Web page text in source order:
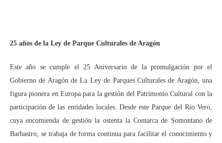
25 años de la Ley de Parque Culturales de Aragón
Este año se cumple el 25 Aniversario de la promulgación por el
Gobierno de Aragón de La Ley de Parques Culturales de Aragón, una
figura pionera en Europa para la gestión del Patrimonio Cultural con la
participación de las entidades locales. Desde este Parque del Río Vero,
cuya encomienda de gestión la ostenta la Comarca de Somontano de
Barbastro, se trabaja de forma continua para facilitar el conocimiento y